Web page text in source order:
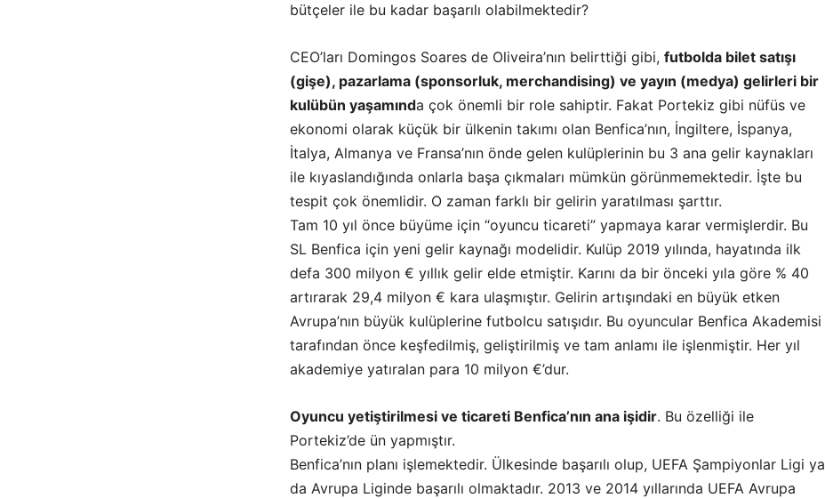
bütçeler ile bu kadar başarılı olabilmektedir?
CEO’ları Domingos Soares de Oliveira’nın belirttiği gibi, futbolda bilet satışı
(gişe), pazarlama (sponsorluk, merchandising) ve yayın (medya) gelirleri bir
kulübün yaşamında çok önemli bir role sahiptir. Fakat Portekiz gibi nüfüs ve
ekonomi olarak küçük bir ülkenin takımı olan Benfica’nın, İngiltere, İspanya,
İtalya, Almanya ve Fransa’nın önde gelen kulüplerinin bu 3 ana gelir kaynakları
ile kıyaslandığında onlarla başa çıkmaları mümkün görünmemektedir. İşte bu
tespit çok önemlidir. O zaman farklı bir gelirin yaratılması şarttır.
Tam 10 yıl önce büyüme için “oyuncu ticareti” yapmaya karar vermişlerdir. Bu
SL Benfica için yeni gelir kaynağı modelidir. Kulüp 2019 yılında, hayatında ilk
defa 300 milyon € yıllık gelir elde etmiştir. Karını da bir önceki yıla göre % 40
artırarak 29,4 milyon € kara ulaşmıştır. Gelirin artışındaki en büyük etken
Avrupa’nın büyük kulüplerine futbolcu satışıdır. Bu oyuncular Benfica Akademisi
tarafından önce keşfedilmiş, geliştirilmiş ve tam anlamı ile işlenmiştir. Her yıl
akademiye yatıralan para 10 milyon €’dur.
Oyuncu yetiştirilmesi ve ticareti Benfica’nın ana işidir. Bu özelliği ile
Portekiz’de ün yapmıştır.
Benfica’nın planı işlemektedir. Ülkesinde başarılı olup, UEFA Şampiyonlar Ligi ya
da Avrupa Liginde başarılı olmaktadır. 2013 ve 2014 yıllarında UEFA Avrupa